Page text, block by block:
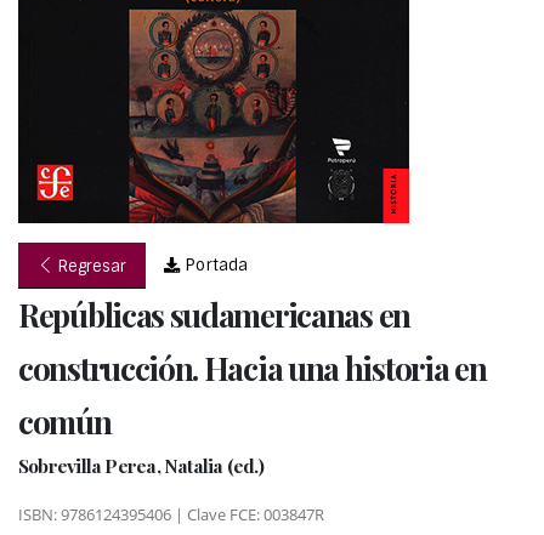
Regresar Portada
Repúblicas sudamericanas en
construcción. Hacia una historia en
común
Sobrevilla Perea, Natalia (ed.)
ISBN: 9786124395406 | Clave FCE: 003847R